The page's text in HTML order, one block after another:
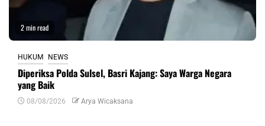
2 min read
HUKUM NEWS
Diperiksa Polda Sulsel, Basri Kajang: Saya Warga Negara
yang Baik
08/08/2026 Arya Wicaksana